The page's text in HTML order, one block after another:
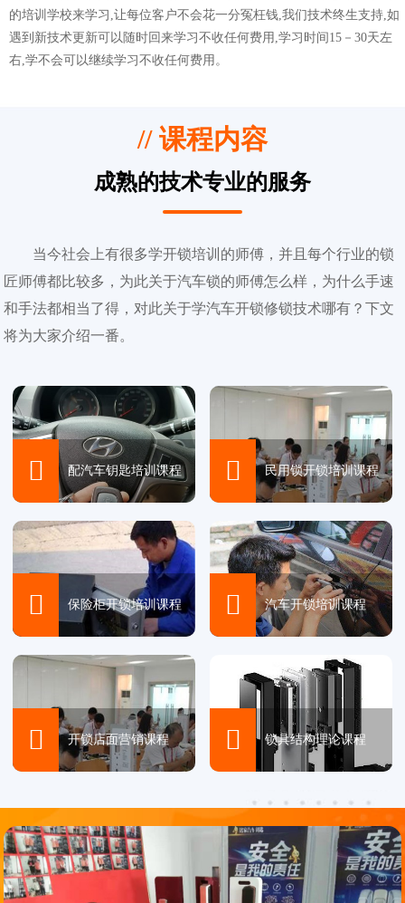
的培训学校来学习,让每位客户不会花一分冤枉钱,我们技术终生支持,如
遇到新技术更新可以随时回来学习不收任何费用,学习时间15－30天左
右,学不会可以继续学习不收任何费用。
// 课程内容
成熟的技术专业的服务
当今社会上有很多学开锁培训的师傅，并且每个行业的锁
匠师傅都比较多，为此关于汽车锁的师傅怎么样，为什么手速
和手法都相当了得，对此关于学汽车开锁修锁技术哪有？下文
将为大家介绍一番。
 配汽车钥匙培训课程  民用锁开锁培训课程
 保险柜开锁培训课程  汽车开锁培训课程
 开锁店面营销课程  锁具结构理论课程